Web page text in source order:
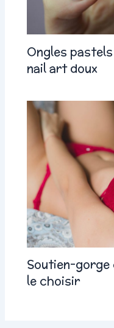
Ongles
nail art doux
Soutien-gorge
le choisir